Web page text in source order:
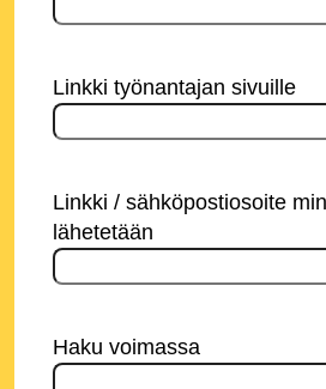
Linkki työnantajan sivuille
Linkki / sähköpostiosoite
lähetetään
Haku voimassa